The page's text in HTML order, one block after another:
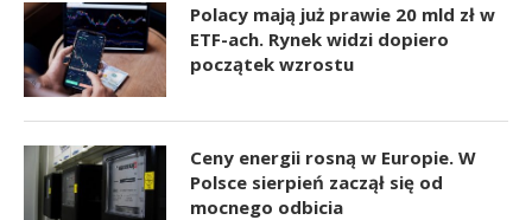
Polacy mają już prawie 20 mld zł w
ETF-ach. Rynek widzi dopiero
początek wzrostu
Ceny energii rosną w Europie. W
Polsce sierpień zaczął się od
mocnego odbicia